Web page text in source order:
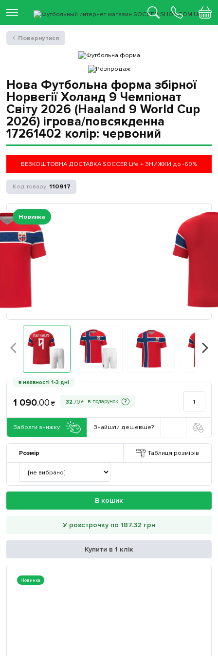
Нова Футбольна форма збірної
Норвегії Холанд 9 Чемпіонат
Світу 2026 (Haaland 9 World Cup
2026) ігрова/повсякденна
17261402 колiр: червоний
БЕЗКОШТОВНА ДОСТАВКА SOCCER Life + ЗНИЖКИ до -60%
110917
Новинка
в наявності 1-3 дні
1 090.00 ₴ 32.70 ₴ ?
Забрати знижку Знайшли дешевше?
Розмір Таблиця розмірів
В кошик
У розстрочку по 187.32 грн
Купити в 1 клік
Новинка
Повернутися